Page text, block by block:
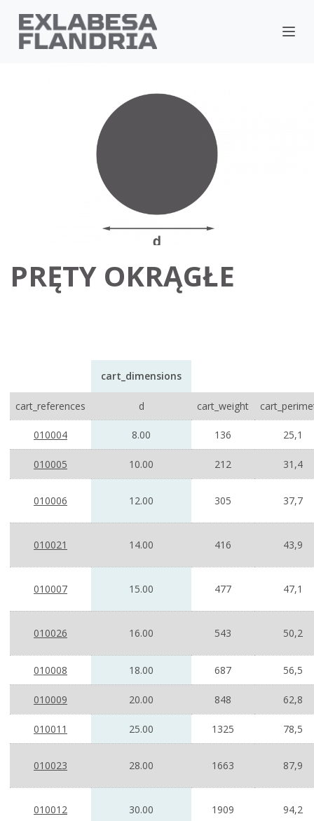
PRĘTY OKRĄGŁE
cart_dimensions
cart_references d cart_weight
010004 8.00 136 25,1
010005 10.00 212 31,4
010006 12.00 305 37,7
010021 14.00 416 43,9
010007 15.00 477 47,1
010026 16.00 543 50,2
010008 18.00 687 56,5
010009 20.00 848 62,8
010011 25.00 1325 78,5
010023 28.00 1663 87,9
010012 30.00 1909 94,2